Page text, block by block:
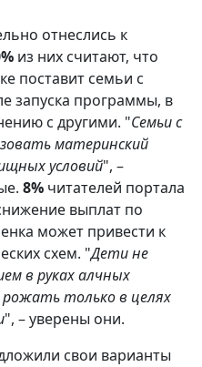
отнеслись к
из них считают, что
поставит семьи с
запуска программы, в
с другими. "Семьи с
материнский
условий", –
8% читателей портала
выплат по
может привести к
схем. "Дети не
в руках алчных
только в целях
", – уверены они.
свои варианты